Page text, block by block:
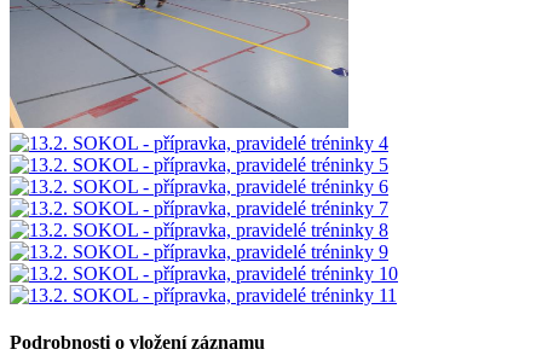
Podrobnosti o vložení záznamu